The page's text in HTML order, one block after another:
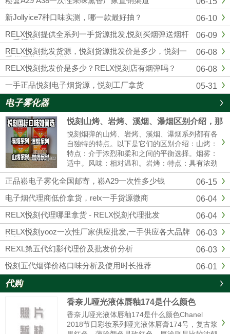
四五代杆蛋，另外各大品牌，通配，一次性均
有，品质市面上顶级的，可以代发，零售，批
发，全国包邮...
06-10
新Jollyice7种口味实测，哪一款最好抽？
06-09
RELX悦刻提供全系列一手货源批发,悦刻买烟弹送烟杆
一手渠道
06-08
RELX悦刻批发货源，悦刻货源批发价是多少，悦刻一
手货源批发怎么样？
06-08
RELX悦刻批发价是多少？RELX悦刻店有烟弹吗？
05-31
一手正品悦刻电子烟货源，悦刻工厂拿货
电子雾化器
悦刻山烤、岩烤、溪烟、瀑烟区别介绍，那
个口感好?
悦刻烟弹的山烤、岩烤、溪烟、瀑烟系列都有各
自独特的特点。以下是它们的区别介绍：山烤：
特点：介于浓烈和柔和之间的平衡选择。烟雾：
适中。风味：相对温和。岩烤：特点：具有浓劲
的中式风味。烟雾：可能会有更大的烟雾。体
验：强烈的一氧化碳满足感。溪烟：特点：提供
清爽的清香体验。烟雾：较薄。体......
06-15
正品崧电子雾化全国邮寄，崧A29一次性多少钱
06-04
电子烟代理商低价拿货，relx一手货源微商
06-04
RELX悦刻代理哪里拿货 - RELX悦刻代理批发
06-03
RELX悦刻yooz一次性厂家供应批发,一手供应各大品牌
烟杆
06-03
REXL第五代幻影代理价及批发价分析
06-01
悦刻五代烟弹价格口味分析及使用时长推荐
代购
香奈儿哑光液体唇釉174是什么颜色
香奈儿哑光液体唇釉174是什么颜色Chanel
2018节日彩妆系列哑光液体唇膏174号，复古浆